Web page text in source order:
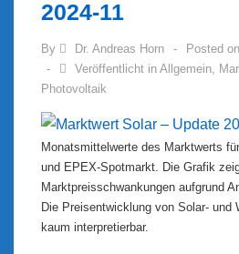
2024-11
By Dr. Andreas Horn Posted on
Veröffentlicht in Allgemein,
Photovoltaik
Monatsmittelwerte des Marktwerts
und EPEX-Spotmarkt. Die Grafik
Marktpreisschwankungen aufgrund
Die Preisentwicklung von Solar- und
kaum interpretierbar.